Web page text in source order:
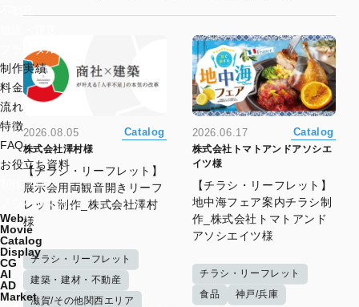
ブライダル
制作実績
料金
流れ
特徴
FAQ
お役立ち資料
制作ブログ
ノウハウマガジン
Web
Movie
Catalog
Display
CG
AI
AD
Market
2026.08.05 Catalog
株式会社澤村様
【チラシ・リーフレット】
展示会用両観音開きリーフ
レット制作_株式会社澤村
様
チラシ・リーフレット
建築・建材・不動産
滋賀/その他関西エリア
2026.06.17 Catalog
株式会社トマトアンドアソシエ
イツ様
【チラシ・リーフレット】
地中海フェア案内チラシ制
作_株式会社トマトアンド
アソシエイツ様
チラシ・リーフレット
食品
神戸/兵庫